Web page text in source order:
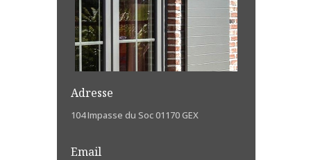
Adresse
104 Impasse du Soc 01170 GEX
Email